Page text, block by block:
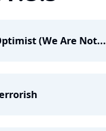
(We Are Not...